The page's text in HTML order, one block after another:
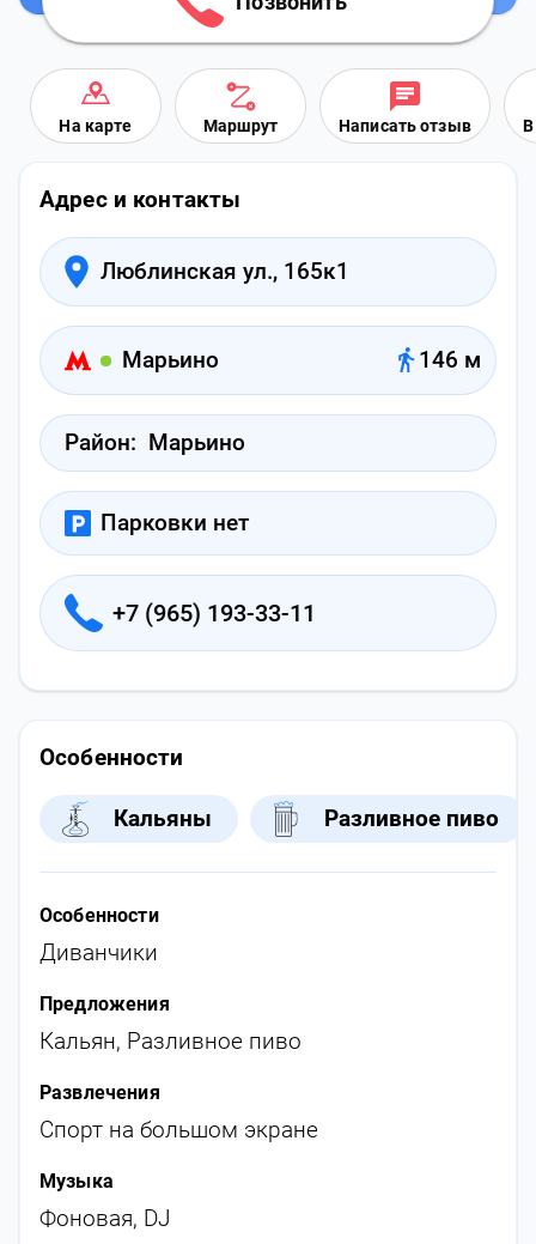
На карте Маршрут Написать отзыв В
Адрес и контакты
Люблинская ул., 165к1
Марьино 146 м
Район: Марьино
Парковки нет
+7 (965) 193-33-11
Особенности
Кальяны Разливное пиво
Особенности
Диванчики
Предложения
Кальян, Разливное пиво
Развлечения
Спорт на большом экране
Музыка
Фоновая, DJ